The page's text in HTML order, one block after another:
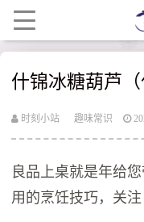
什锦冰糖葫芦（
时刻小站 趣味常识
良品上桌就是年给
用的烹饪技巧，关